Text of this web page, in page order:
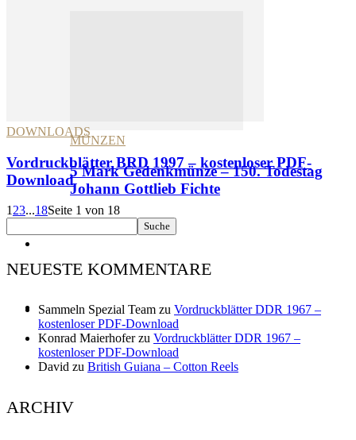
MÜNZEN
5 Mark Gedenkmünze – 150. Todestag
Johann Gottlieb Fichte
Kontakt
DOWNLOADS
Vordruckblätter BRD 1997 – kostenloser PDF-
Download
1 23...18Seite 1 von 18
NEUESTE KOMMENTARE
Sammeln Spezial Team zu Vordruckblätter DDR 1967 –
kostenloser PDF-Download
Konrad Maierhoferzu Vordruckblätter DDR 1967 –
kostenloser PDF-Download
David zu British Guiana – Cotton Reels
ARCHIV